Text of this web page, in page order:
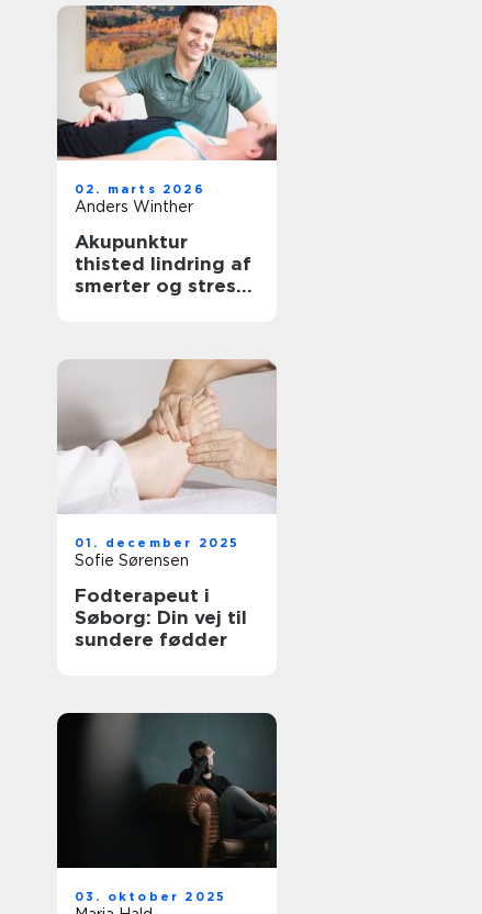
02. marts 2026
Anders Winther
Akupunktur
thisted lindring af
smerter og stress
01. december 2025
Sofie Sørensen
Fodterapeut i
Søborg: Din vej til
sundere fødder
03. oktober 2025